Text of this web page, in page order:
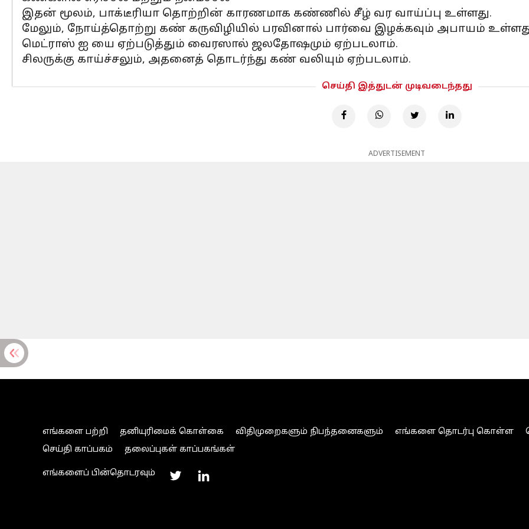
இதன் மூலம், பாக்டீரியா தொற்றின் காரணமாக கண்ணில் சீழ் வர வாய்ப்பு உள்ளது.
மேலும், நோய்த்தொற்று கண் கருவிழியில் பரவினால் பார்வை இழக்கவும் அபாயம்
மெட்ராஸ் ஐ யை ஏற்படுத்தும் வைரஸால் ஜலதோஷமும் ஏற்படலாம்.
சிலருக்கு காய்ச்சலும், அதனைத் தொடர்ந்து கண் வலியும் ஏற்படலாம்.
செய்தி இத்துடன் முடிவடைந்தது
ADVERTISEMENT
எங்களை பற்றி தனியுரிமைக் கொள்கை விதிமுறைகளும் நிபந்தனைகளும் எங்களை தொடர்பு கொள்ள
செய்தி காப்பகம்
தலைப்புகள் காப்பகங்கள்
எங்களைப் பின்தொடரவும்